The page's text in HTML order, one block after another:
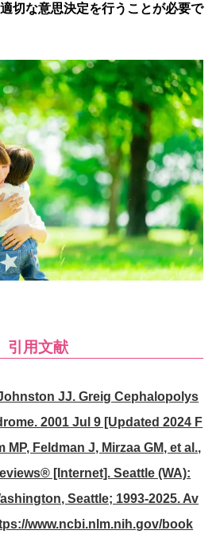
切な意思決定を行うことが必要で
引用文献
JJ. Greig Cephalopolys
2001 Jul 9 [Updated 2024 F
MP, Feldman J, Mirzaa GM, et al.,
[Internet]. Seattle (WA):
Seattle; 1993-2025. Av
www.ncbi.nlm.nih.gov/book